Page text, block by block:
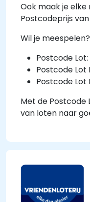
Ook maak je elke
Postcodeprijs van
Wil je
Postcode Lot:
Postcode Lot
Postcode Lot
Met de Postcode
van loten naar